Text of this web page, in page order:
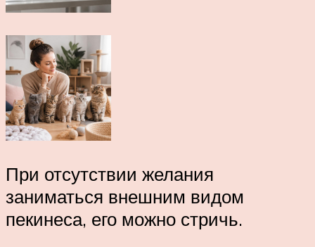
При отсутствии желания
заниматься внешним видом
пекинеса, его можно стричь.